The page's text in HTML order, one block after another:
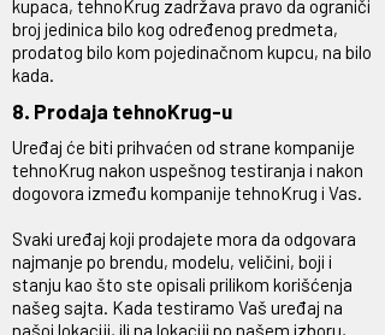
kupaca, tehnoKrug zadržava pravo da ograniči
broj jedinica bilo kog određenog predmeta,
prodatog bilo kom pojedinačnom kupcu, na bilo
kada.
8. Prodaja tehnoKrug-u
Uređaj će biti prihvaćen od strane kompanije
tehnoKrug nakon uspešnog testiranja i nakon
dogovora između kompanije tehnoKrug i Vas.
Svaki uređaj koji prodajete mora da odgovara
najmanje po brendu, modelu, veličini, boji i
stanju kao što ste opisali prilikom korišćenja
našeg sajta. Kada testiramo Vaš uređaj na
našoj lokaciji, ili na lokaciji po našem izboru,